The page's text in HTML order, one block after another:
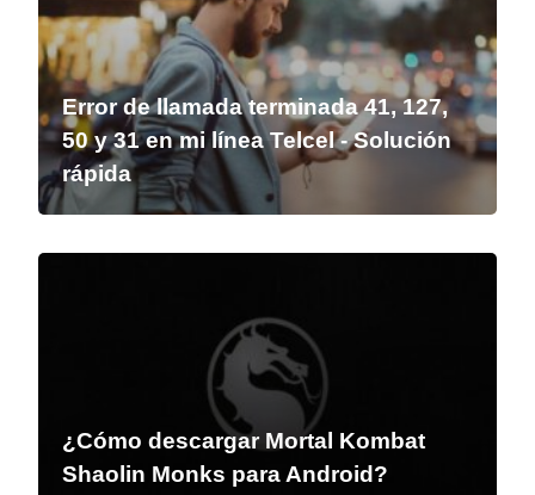
Error de llamada terminada 41, 127,
50 y 31 en mi línea Telcel - Solución
rápida
¿Cómo descargar Mortal Kombat
Shaolin Monks para Android?